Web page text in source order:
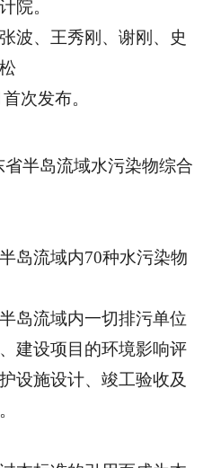
院。
波、王秀刚、谢刚、史
次发布。
域水污染物综合
岛流域内70种水污染物
岛流域内一切排污单位
建设项目的环境影响评
设施设计、竣工验收及